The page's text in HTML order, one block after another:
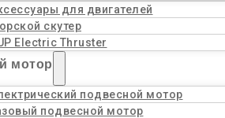
для двигателей
скутер
Electric Thruster
мотор
подвесной мотор
подвесной мотор